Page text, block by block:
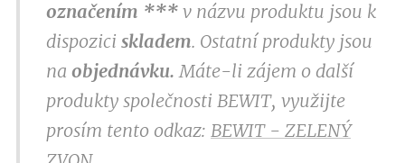
označením *** v názvu produktu jsou k
dispozici skladem. Ostatní produkty jsou
na objednávku. Máte-li zájem o další
produkty společnosti BEWIT, využijte
prosím tento odkaz: BEWIT - ZELENÝ